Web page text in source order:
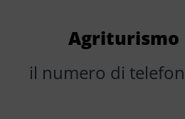
Agriturismo
il numero di